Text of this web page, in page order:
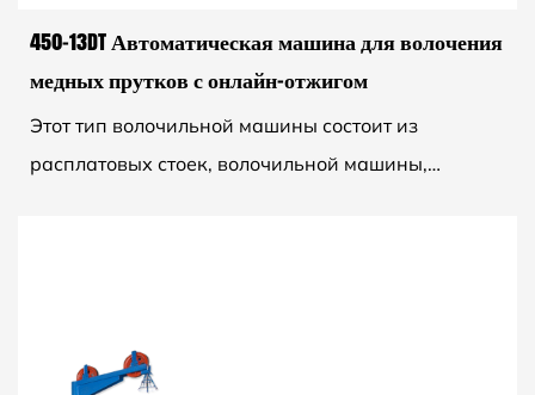
450-13DT Автоматическая машина для волочения
медных прутков с онлайн-отжигом
Этот тип волочильной машины состоит из
расплатовых стоек, волочильной машины,